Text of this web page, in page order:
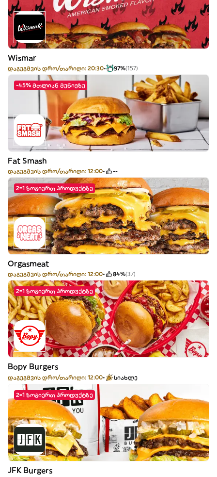
Wismar
დაგეგმვის დრო/თარიღი: 20:30 97%(157)
-45% მთლიან მენიუზე
Fat Smash
დაგეგმვის დრო/თარიღი: 12:00 --
2=1 ზოგიერთ პროდუქტზე
Orgasmeat
დაგეგმვის დრო/თარიღი: 12:00 84%(37)
2=1 ზოგიერთ პროდუქტზე
Bopy Burgers
დაგეგმვის დრო/თარიღი: 12:00 სიახლე
2=1 ზოგიერთ პროდუქტზე
JFK Burgers